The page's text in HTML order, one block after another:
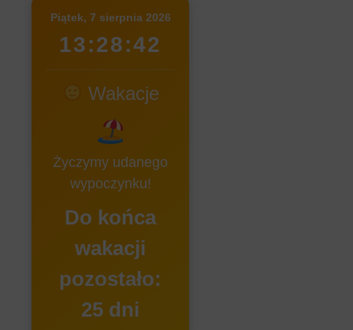
Piątek, 7 sierpnia 2026
13:28:42
Wakacje
Życzymy udanego
wypoczynku!
Do końca
wakacji
pozostało:
25 dni